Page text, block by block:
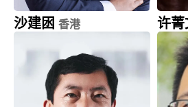
沙建囦 香港
董事总经理
许菁
安索
首席